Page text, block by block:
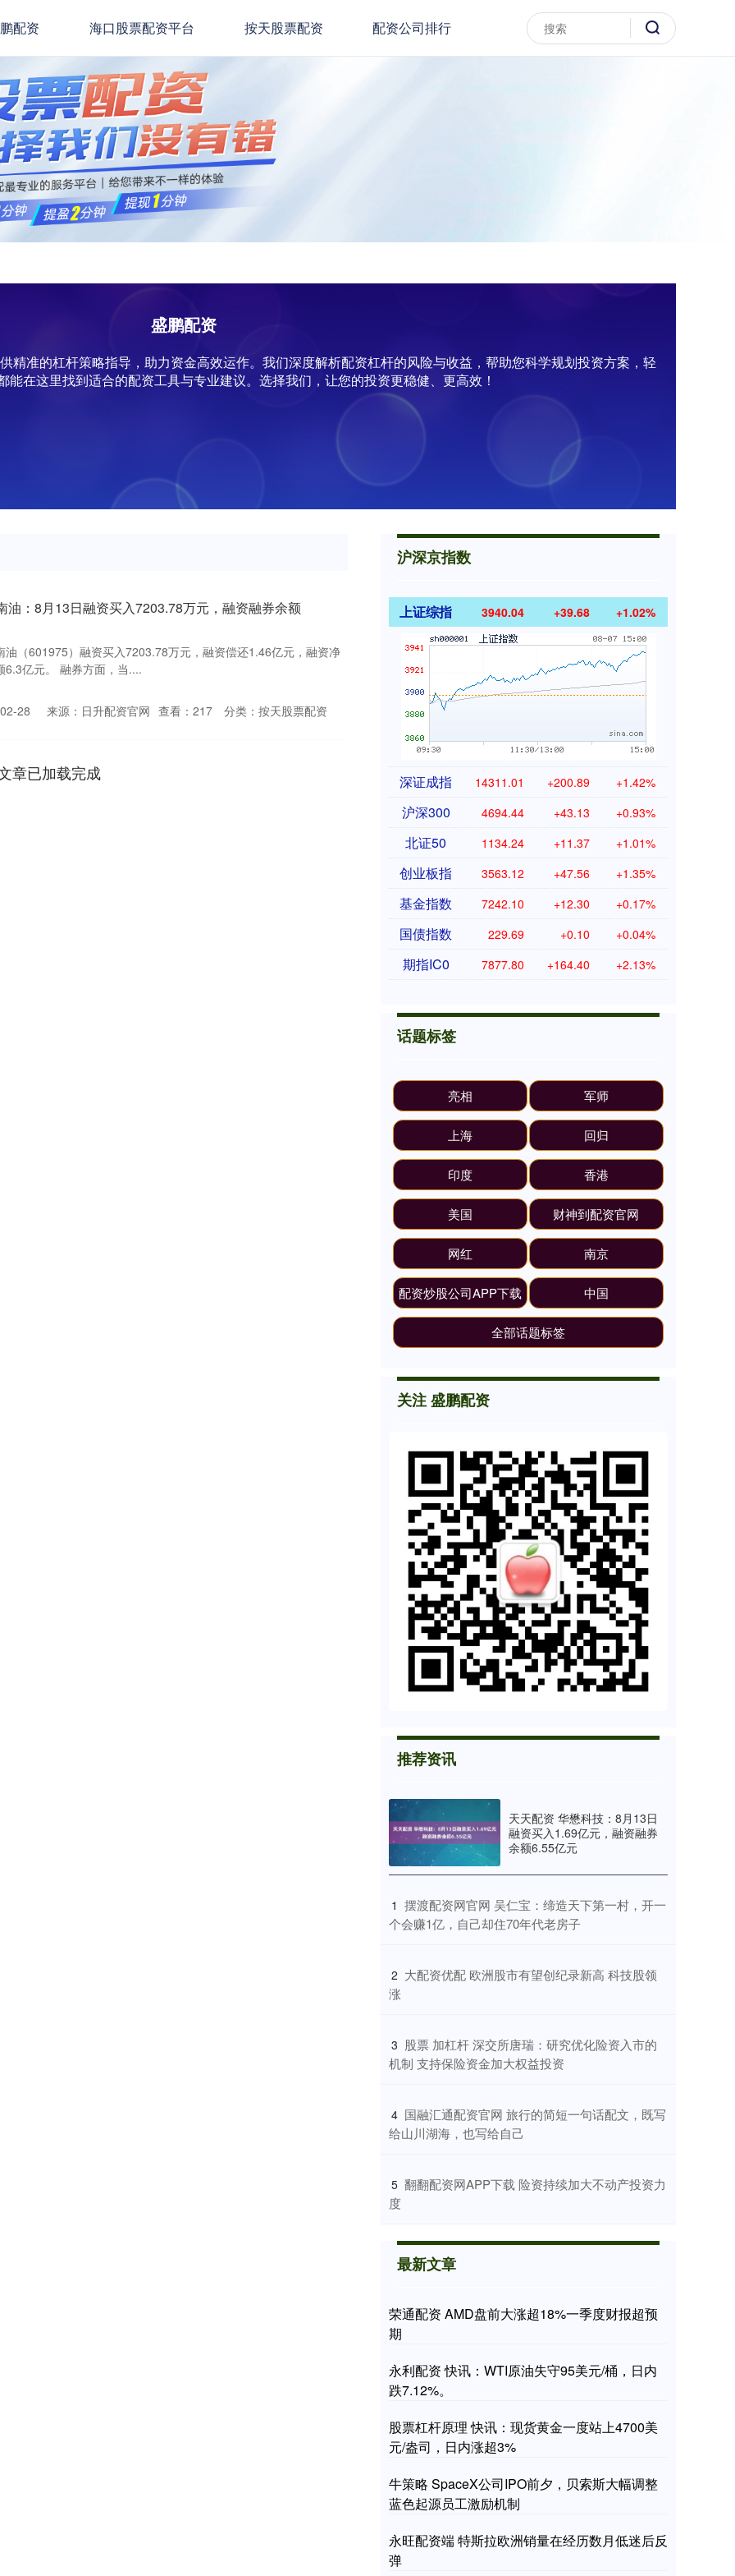
配资 海口股票配资平台 按天股票配资 配资公司排行
盛鹏配资
精准的杠杆策略指导，助力资金高效运作。我们深度解析配资杠杆的风险与收益，帮助您科学规划投资方案，轻
在这里找到适合的配资工具与专业建议。选择我们，让您的投资更稳健、更高效！
油：8月13日融资买入7203.78万元，融资融券余额
油（601975）融资买入7203.78万元，融资偿还1.46亿元，融资净
亿元。 融券方面，当....
28 来源：日升配资官网 查看： 217 分类： 按天股票配资
章已加载完成
沪深京指数
上证综指 3940.04 +39.68 +1.02%
深证成指 14311.01 +200.89 +1.42%
沪深300 4694.44 +43.13 +0.93%
北证50 1134.24 +11.37 +1.01%
创业板指 3563.12 +47.56 +1.35%
基金指数 7242.10 +12.30 +0.17%
国债指数 229.69 +0.10 +0.04%
期指IC0 7877.80 +164.40 +2.13%
话题标签
亮相 军师
上海 回归
印度 香港
美国 财神到配资官网
网红 南京
配资炒股公司APP下载 中国
全部话题标签
关注 盛鹏配资
推荐资讯
天天配资 华懋科技：8月13日
融资买入1.69亿元，融资融券
余额6.55亿元
1 ​摆渡配资网官网 吴仁宝：缔造天下第一村，开一
个会赚1亿，自己却住70年代老房子
2 ​大配资优配 欧洲股市有望创纪录新高 科技股领
涨
3 ​股票 加杠杆 深交所唐瑞：研究优化险资入市的
机制 支持保险资金加大权益投资
4 ​国融汇通配资官网 旅行的简短一句话配文，既写
给山川湖海，也写给自己
5 ​翻翻配资网APP下载 险资持续加大不动产投资力
度
最新文章
荣通配资 AMD盘前大涨超18%一季度财报超预
期
永利配资 快讯：WTI原油失守95美元/桶，日内
跌7.12%。
股票杠杆原理 快讯：现货黄金一度站上4700美
元/盎司，日内涨超3%
牛策略 SpaceX公司IPO前夕，贝索斯大幅调整
蓝色起源员工激励机制
永旺配资端 特斯拉欧洲销量在经历数月低迷后反
弹